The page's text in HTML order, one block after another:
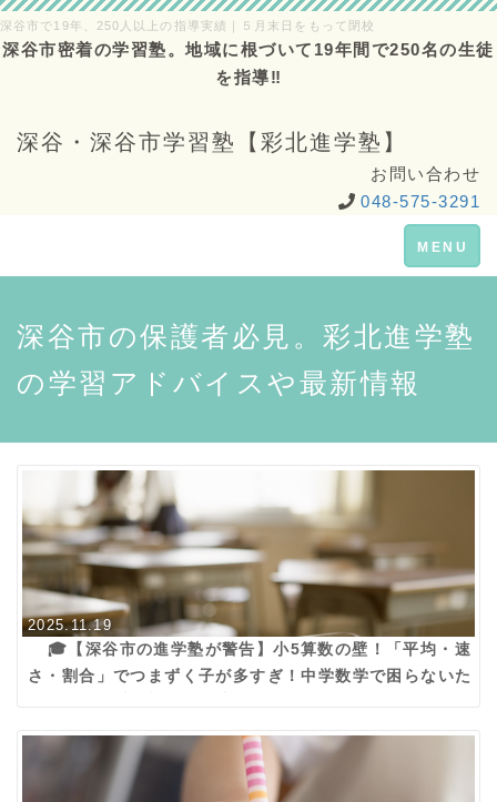
深谷市で19年、250人以上の指導実績｜５月末日をもって閉校
深谷市密着の学習塾。地域に根づいて19年間で250名の生徒
を指導‼
深谷・深谷市学習塾【彩北進学塾】
お問い合わせ
048-575-3291
Toggle
navigation
MENU
深谷市の保護者必見。彩北進学塾
の学習アドバイスや最新情報
2025.11.19
🎓【深谷市の進学塾が警告】小5算数の壁！「平均・速
さ・割合」でつまずく子が多すぎ！中学数学で困らないた